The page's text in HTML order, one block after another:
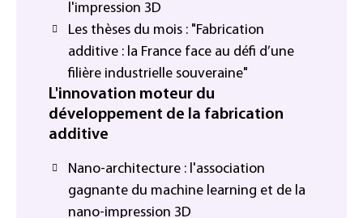
l'impression 3D
Les thèses du mois : "Fabrication
additive : la France face au défi d’une
filière industrielle souveraine"
L'innovation moteur du
développement de la fabrication
additive
Nano-architecture : l'association
gagnante du machine learning et de la
nano-impression 3D